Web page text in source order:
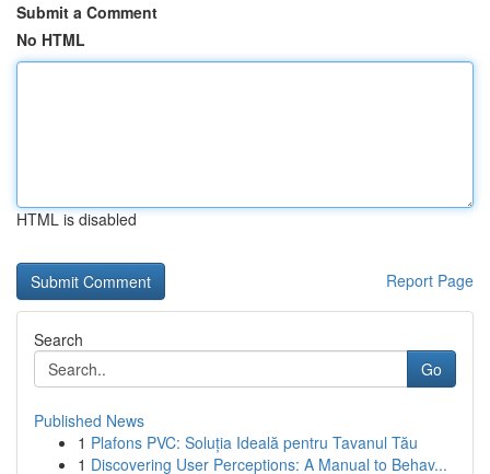
Submit a Comment
No HTML
HTML is disabled
Report Page
Search
Go
Published News
1 Plafons PVC: Soluția Ideală pentru Tavanul Tău
1 Discovering User Perceptions: A Manual to Behav...